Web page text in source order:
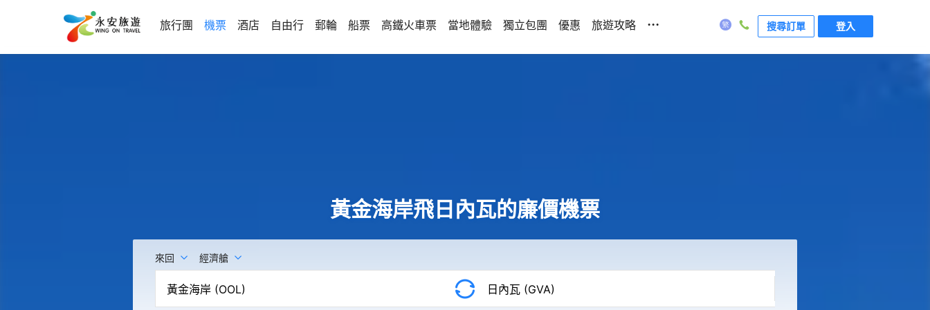
旅行團 機票 酒店 自由行 郵輪 船票 高鐵火車票 當地體驗 獨立包團 優惠 旅遊攻略 ... 搜尋訂單 登入
黃金海岸飛日內瓦的廉價機票
來回 經濟艙